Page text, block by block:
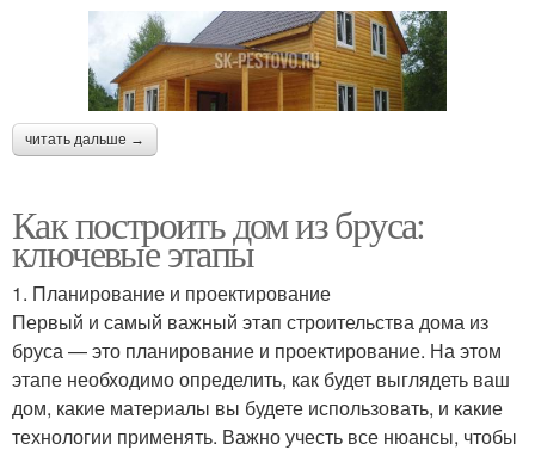
читать дальше →
Как построить дом из бруса:
ключевые этапы
1. Планирование и проектирование
Первый и самый важный этап строительства дома из
бруса — это планирование и проектирование. На этом
этапе необходимо определить, как будет выглядеть ваш
дом, какие материалы вы будете использовать, и какие
технологии применять. Важно учесть все нюансы, чтобы